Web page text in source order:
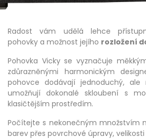
Radost vám udělá lehce
pohovky a možnost jejího rozložení
Pohovka Vicky se vyznačuje
zdůrazněnými harmonickým
pohovce dodávají jednoduchý, ale
umožňují dokonalé skloubení s
klasičtějším prostředím.
Počítejte s nekonečným množstvím
barev přes povrchové úpravy,